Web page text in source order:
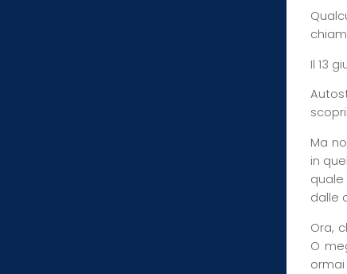
Il 13
Ma
in
dalle
Ora,
O